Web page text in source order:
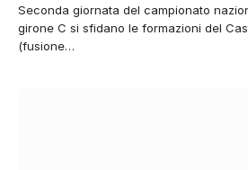
Seconda giornata del campionato
girone C si sfidano le formazioni del
(fusione…